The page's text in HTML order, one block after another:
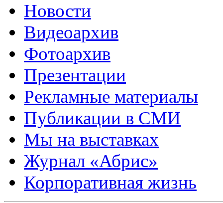
Новости
Видеоархив
Фотоархив
Презентации
Рекламные материалы
Публикации в СМИ
Мы на выставках
Журнал «Абрис»
Корпоративная жизнь